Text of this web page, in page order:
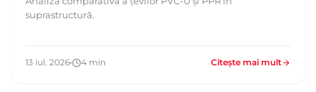
suprastructură.
13 iul. 2026 4 min Citește mai mult